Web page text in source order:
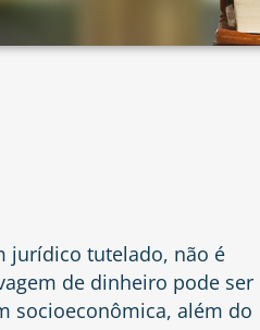
jurídico tutelado, não é
de dinheiro pode ser
socioeconômica, além do